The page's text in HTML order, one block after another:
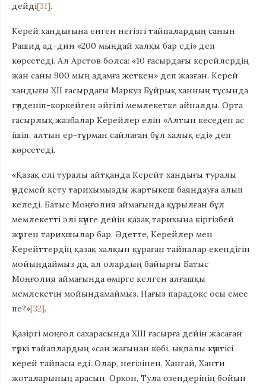
дейді[31].
Керей хандығына енген негізгі тайпалардың санын
Рашид ад-дин «200 мыңдай халқы бар еді» деп
көрсетеді. Ал Арстов болса: «10 ғасырдағы керейлердің
жан саны 900 мың адамға жеткен» деп жазған. Керей
хандығы ХІІ ғасырдағы Маркуз Бұйрық ханның тұсында
гүлденіп-көркейген әйгілі мемлекетке айналды. Орта
ғасырлық жазбалар Керейлер елін «Алтын кеседен ас
ішіп, алтын ер-тұрман сайлаған бұл халық еді» деп
көрсетеді.
«Қазақ елі туралы айтқанда Керейт хандығы туралы
үндемей кету тарихымызды жартыкеш баяндауға алып
келеді. Батыс Моңғолия аймағында құрылған бұл
мемлекетті әлі күнге дейін қазақ тарихына кіргізбей
жүрген тарихшылар бар. Әдетте, Керейлер мен
Керейттердің қазақ халқын құраған тайпалар екендігін
мойындаймыз да, ал олардың байырғы Батыс
Моңғолия аймағында өмірге келген алғашқы
мемлекетін мойындамаймыз. Нағыз парадокс осы емес
пе?»[32].
Қазіргі моңғол сахарасында XIII ғасырға дейін жасаған
түркі тайаплардың «сан жағынан көбі, ықпалы күштісі
керей тайпасы еді. Олар, негізінен, Хангай, Ханти
жоталарының арасын, Орхон, Тула өзендерінің бойын